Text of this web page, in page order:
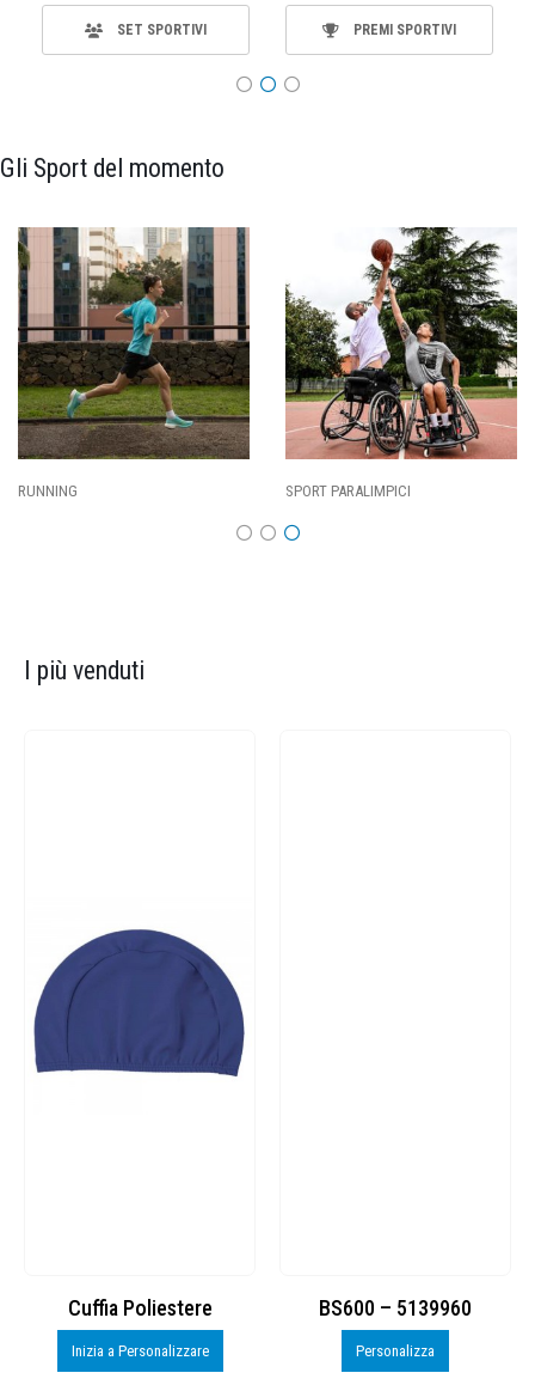
SET SPORTIVI PREMI SPORTIVI
Gli Sport del momento
RUNNING SPORT PARALIMPICI
I più venduti
Cuffia Poliestere
Inizia a Personalizzare
BS600 – 5139960
Personalizza